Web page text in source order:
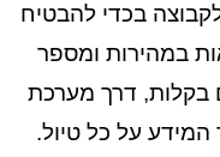
בכדי להבטיח
ומספר
דרך מערכת
על כל טיול.